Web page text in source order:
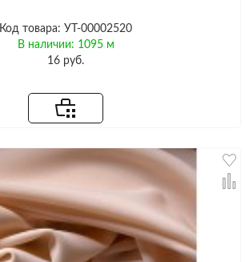
Код товара: УТ-00002520
В наличии: 1095 м
16 руб.